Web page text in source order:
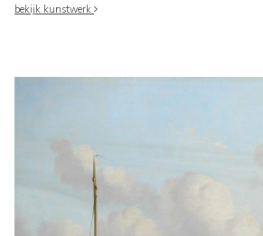
bekijk kunstwerk